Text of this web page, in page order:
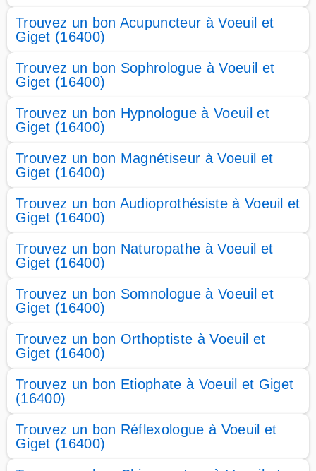
Trouvez un bon Acupuncteur à Voeuil et
Giget (16400)
Trouvez un bon Sophrologue à Voeuil et
Giget (16400)
Trouvez un bon Hypnologue à Voeuil et
Giget (16400)
Trouvez un bon Magnétiseur à Voeuil et
Giget (16400)
Trouvez un bon Audioprothésiste à Voeuil et
Giget (16400)
Trouvez un bon Naturopathe à Voeuil et
Giget (16400)
Trouvez un bon Somnologue à Voeuil et
Giget (16400)
Trouvez un bon Orthoptiste à Voeuil et
Giget (16400)
Trouvez un bon Etiophate à Voeuil et Giget
(16400)
Trouvez un bon Réflexologue à Voeuil et
Giget (16400)